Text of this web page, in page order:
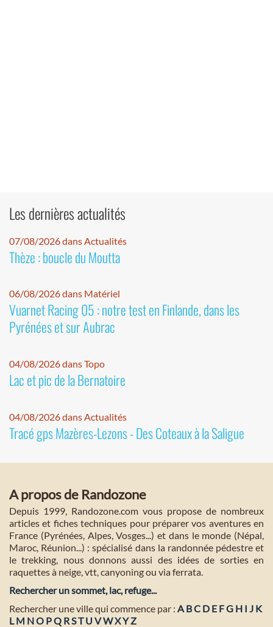
Les dernières actualités
07/08/2026 dans Actualités
Thèze : boucle du Moutta
06/08/2026 dans Matériel
Vuarnet Racing 05 : notre test en Finlande, dans les
Pyrénées et sur Aubrac
04/08/2026 dans Topo
Lac et pic de la Bernatoire
04/08/2026 dans Actualités
Tracé gps Mazères-Lezons - Des Coteaux à la Saligue
A propos de Randozone
Depuis 1999, Randozone.com vous propose de nombreux
articles et fiches techniques pour préparer vos aventures en
France (Pyrénées, Alpes, Vosges...) et dans le monde (Népal,
Maroc, Réunion...) : spécialisé dans la randonnée pédestre et
le trekking, nous donnons aussi des idées de sorties en
raquettes à neige, vtt, canyoning ou via ferrata.
Rechercher un sommet, lac, refuge...
Rechercher une ville qui commence par : A BC D E FG H I J K
L M NO PQ R ST U VWXY Z